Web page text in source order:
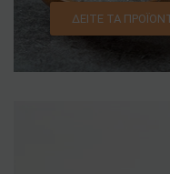
ΔΕΊΤΕ ΤΑ